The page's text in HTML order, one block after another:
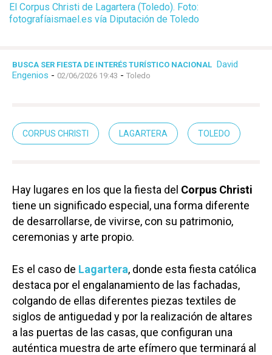
El Corpus Christi de Lagartera (Toledo). Foto:
fotografíaismael.es vía Diputación de Toledo
BUSCA SER FIESTA DE INTERÉS TURÍSTICO NACIONAL David
Engenios - 02/06/2026 19:43 - Toledo
CORPUS CHRISTI LAGARTERA TOLEDO
Hay lugares en los que la fiesta del Corpus Christi
tiene un significado especial, una forma diferente
de desarrollarse, de vivirse, con su patrimonio,
ceremonias y arte propio.
Es el caso de Lagartera, donde esta fiesta católica
destaca por el engalanamiento de las fachadas,
colgando de ellas diferentes piezas textiles de
siglos de antiguedad y por la realización de altares
a las puertas de las casas, que configuran una
auténtica muestra de arte efímero que terminará al